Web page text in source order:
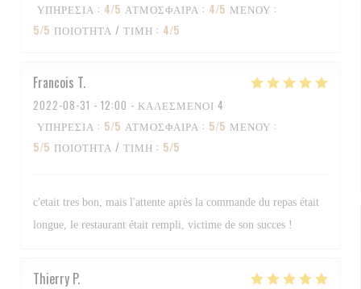
ΥΠΗΡΕΣΊΑ : 4/5 ΑΤΜΌΣΦΑΙΡΑ : 4/5 ΜΕΝΟΎ :
5/5 ΠΟΙΌΤΗΤΑ / ΤΙΜΉ : 4/5
Francois T
2022-08-31 - 12:00 - ΚΑΛΕΣΜΈΝΟΙ 4
ΥΠΗΡΕΣΊΑ : 5/5 ΑΤΜΌΣΦΑΙΡΑ : 5/5 ΜΕΝΟΎ :
5/5 ΠΟΙΌΤΗΤΑ / ΤΙΜΉ : 5/5
c'etait tres bon, mais l'attente après la commande du repas était
longue, le restaurant était rempli, victime de son succes !
Thierry P